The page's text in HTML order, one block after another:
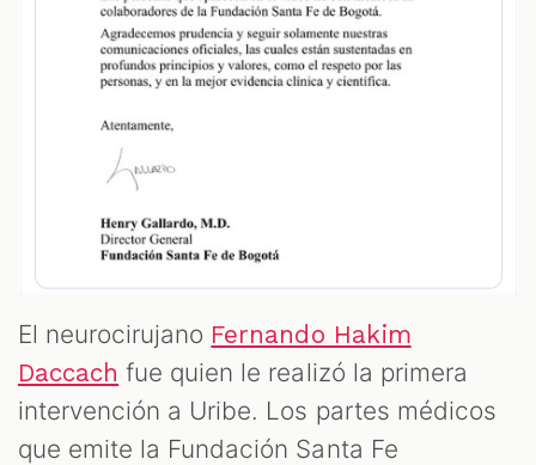
El neurocirujano Fernando Hakim
Daccach fue quien le realizó la primera
intervención a Uribe. Los partes médicos
que emite la Fundación Santa Fe